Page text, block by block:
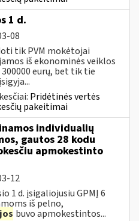
1 d.
08
tik PVM mokėtojai
iš ekonominės veiklos
eurų, bet tik tie
Pridėtinės vertės
pakeitimai
individualių
gautos 28 kodu
apmokestinto
12
1 d. įsigaliojusiu GPMĮ 6
iš pelno,
jos buvo apmokestintos...